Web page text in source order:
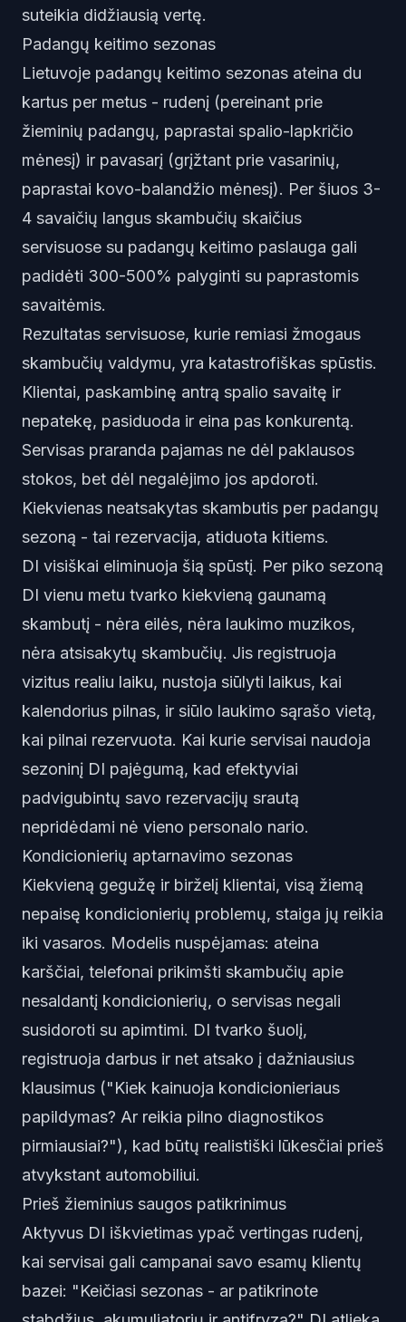
suteikia didžiausią vertę.
Padangų keitimo sezonas
Lietuvoje padangų keitimo sezonas ateina du
kartus per metus - rudenį (pereinant prie
žieminių padangų, paprastai spalio-lapkričio
mėnesį) ir pavasarį (grįžtant prie vasarinių,
paprastai kovo-balandžio mėnesį). Per šiuos 3-
4 savaičių langus skambučių skaičius
servisuose su padangų keitimo paslauga gali
padidėti 300-500% palyginti su paprastomis
savaitėmis.
Rezultatas servisuose, kurie remiasi žmogaus
skambučių valdymu, yra katastrofiškas spūstis.
Klientai, paskambinę antrą spalio savaitę ir
nepatekę, pasiduoda ir eina pas konkurentą.
Servisas praranda pajamas ne dėl paklausos
stokos, bet dėl negalėjimo jos apdoroti.
Kiekvienas neatsakytas skambutis per padangų
sezoną - tai rezervacija, atiduota kitiems.
DI visiškai eliminuoja šią spūstį. Per piko sezoną
DI vienu metu tvarko kiekvieną gaunamą
skambutį - nėra eilės, nėra laukimo muzikos,
nėra atsisakytų skambučių. Jis registruoja
vizitus realiu laiku, nustoja siūlyti laikus, kai
kalendorius pilnas, ir siūlo laukimo sąrašo vietą,
kai pilnai rezervuota. Kai kurie servisai naudoja
sezoninį DI pajėgumą, kad efektyviai
padvigubintų savo rezervacijų srautą
nepridėdami nė vieno personalo nario.
Kondicionierių aptarnavimo sezonas
Kiekvieną gegužę ir birželį klientai, visą žiemą
nepaisę kondicionierių problemų, staiga jų reikia
iki vasaros. Modelis nuspėjamas: ateina
karščiai, telefonai prikimšti skambučių apie
nesaldantį kondicionierių, o servisas negali
susidoroti su apimtimi. DI tvarko šuolį,
registruoja darbus ir net atsako į dažniausius
klausimus ("Kiek kainuoja kondicionieriaus
papildymas? Ar reikia pilno diagnostikos
pirmiausiai?"), kad būtų realistiški lūkesčiai prieš
atvykstant automobiliui.
Prieš žieminius saugos patikrinimus
Aktyvus DI iškvietimas ypač vertingas rudenį,
kai servisai gali campanai savo esamų klientų
bazei: "Keičiasi sezonas - ar patikrinote